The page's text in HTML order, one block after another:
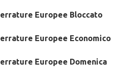
Europee Bloccato
Europee Economico
Europee Domenica